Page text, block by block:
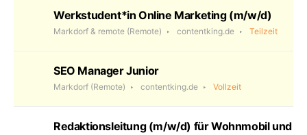
Werkstudent*in Online Marketing (m/w/d)
Markdorf & remote (Remote) contentking.de Teilzeit
SEO Manager Junior
Markdorf (Remote) contentking.de Vollzeit
Redaktionsleitung (m/w/d) für Wohnmobil und